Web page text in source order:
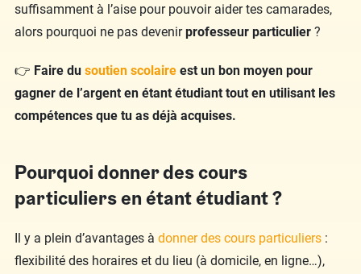
suffisamment à l’aise pour pouvoir aider tes camarades,
alors pourquoi ne pas devenirprofesseur particulier ?
👉 Faire du soutien scolaire est un bon moyen pour
gagner de l’argent en étant étudiant tout en utilisant les
compétences que tu as déjà acquises.
Pourquoi donner des cours
particuliers en étant étudiant ?
Il y a plein d’avantages à donner des cours particuliers :
flexibilité des horaires et du lieu (à domicile, en ligne…),